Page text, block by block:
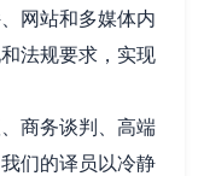
网站和多媒体内
法规要求，实现
商务谈判、高端
们的译员以冷静